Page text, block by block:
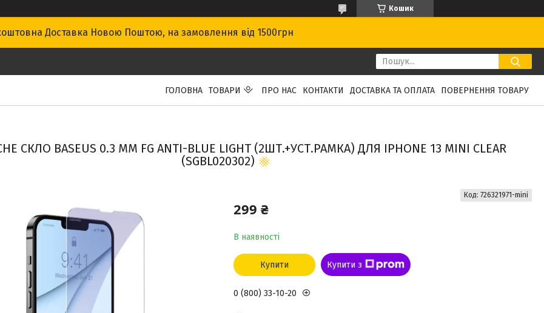
Кошик
Доставка Новою Поштою, на замовлення від 1500грн
ГОЛОВНА ТОВАРИ ПРО НАС КОНТАКТИ ДОСТАВКА ТА ОПЛАТА ПОВЕРНЕННЯ ТОВАРУ
СКЛО BASEUS 0.3 MM FG ANTI-BLUE LIGHT (2ШТ.+УСТ.РАМКА) ДЛЯ IPHONE 13 MINI CLEAR
(SGBL020302)
299 ₴
В наявності
Код: 726321971-mini
Купити Купити з
0 (800) 33-10-20